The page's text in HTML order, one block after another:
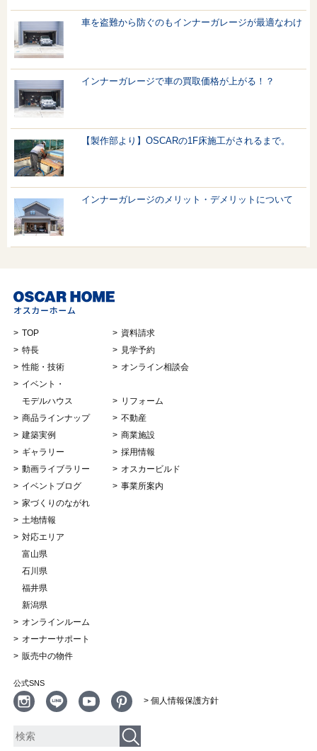
車を盗難から防ぐのもインナーガレージが最適なわけ
インナーガレージで車の買取価格が上がる！？
【製作部より】OSCARの1F床施工がされるまで。
インナーガレージのメリット・デメリットについて
TOP
特長
性能・技術
イベント・
モデルハウス
商品ラインナップ
建築実例
ギャラリー
動画ライブラリー
イベントブログ
家づくりのながれ
土地情報
対応エリア
富山県
石川県
福井県
新潟県
オンラインルーム
オーナーサポート
販売中の物件
資料請求
見学予約
オンライン相談会
リフォーム
不動産
商業施設
採用情報
オスカービルド
事業所案内
公式SNS
> 個人情報保護方針